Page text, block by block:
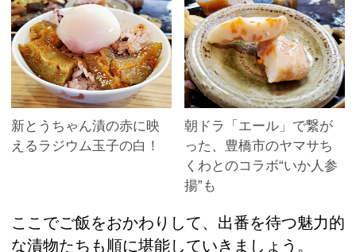
新とうちゃん漬の赤に映
えるラジウム玉子の白！
朝ドラ「エール」で繋が
った、豊橋市のヤマサち
くわとのコラボ“いか人参
揚”も
ここでご飯をおかわりして、出番を待つ魅力的
な漬物たちも順に堪能していきましょう。